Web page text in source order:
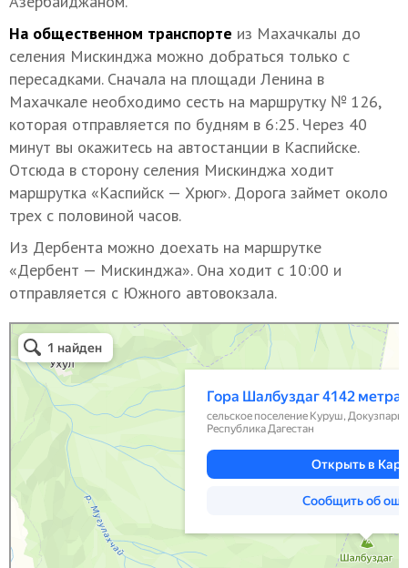
На общественном транспорте из Махачкалы до
селения Мискинджа можно добраться только с
пересадками. Сначала на площади Ленина в
Махачкале необходимо сесть на маршрутку № 126,
которая отправляется по будням в 6:25. Через 40
минут вы окажитесь на автостанции в Каспийске.
Отсюда в сторону селения Мискинджа ходит
маршрутка «Каспийск — Хрюг». Дорога займет около
трех с половиной часов.
Из Дербента можно доехать на маршрутке
«Дербент — Мискинджа». Она ходит с 10:00 и
отправляется с Южного автовокзала.
Шалбуздаг в Республике Дагестан
Республика Дагестан